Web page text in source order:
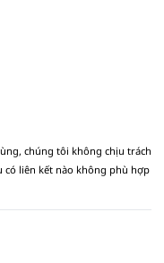
chúng tôi không chịu trách
có liên kết nào không phù hợp